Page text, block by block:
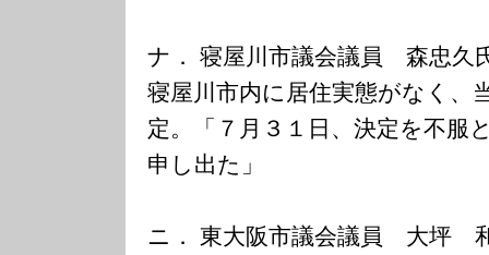
ナ． 寝屋川市議会議員 森忠久
寝屋川市内に居住実態がなく、
定。「７月３１日、決定を不服
申し出た」
ニ． 東大阪市議会議員 大坪